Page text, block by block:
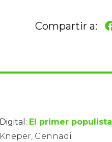
Compartir a:
Digital: El primer populista
Kneper, Gennadi